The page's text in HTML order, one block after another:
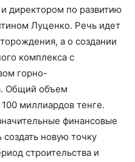
директором по развитию
Луценко. Речь идет
а о создании
комплекса с
горно-
Общий объем
миллиардов тенге.
финансовые
новую точку
строительства и